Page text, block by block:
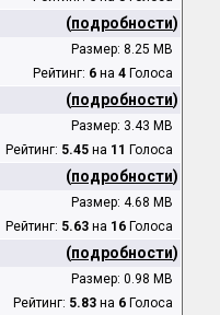
(подробности)
Размер: 8.25 MB
Рейтинг: 6 на 4 Голоса
(подробности)
Размер: 3.43 MB
Рейтинг: 5.45 на 11 Голоса
(подробности)
Размер: 4.68 MB
Рейтинг: 5.63 на 16 Голоса
(подробности)
Размер: 0.98 MB
Рейтинг: 5.83 на 6 Голоса